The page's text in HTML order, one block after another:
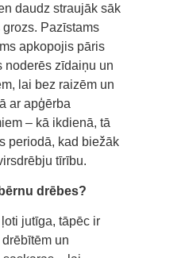
daudz straujāk sāk
Pazīstams
apkopojis pāris
noderēs zīdaiņu un
lai bez raizēm un
ar apģērba
– kā ikdienā, tā
periodā, kad biežāk
tīrību.
drēbes?
jutīga, tāpēc ir
un